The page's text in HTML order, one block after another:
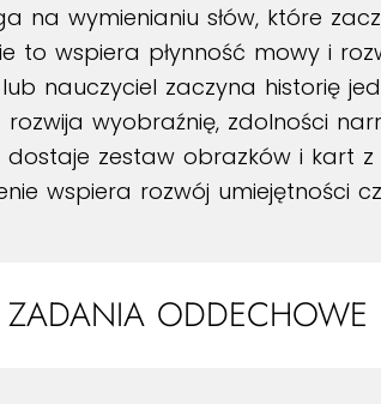
na wymienianiu słów, które
to wspiera płynność mowy i
lub nauczyciel zaczyna historię
wyobraźnię, zdolności
dostaje zestaw obrazków i kart
wspiera rozwój umiejętności
ZADANIA ODDECHOWE